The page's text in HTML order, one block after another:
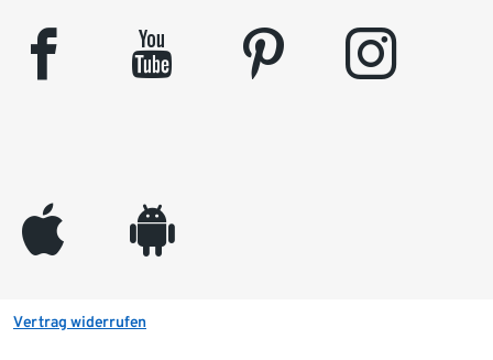
facebook youtube pinterest instagram
appleinc android
Vertrag widerrufen